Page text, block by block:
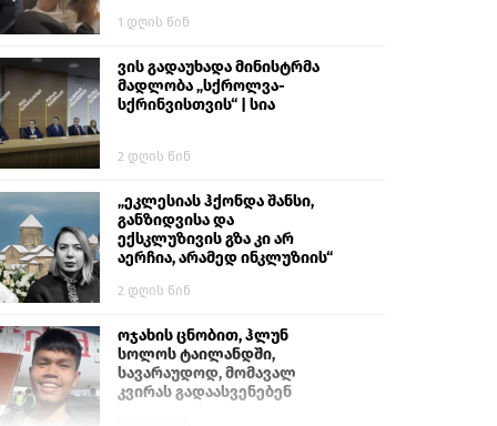
1 დღის წინ
ვის გადაუხადა მინისტრმა
მადლობა „სქროლვა-
სქრინვისთვის“ | სია
2 დღის წინ
„ეკლესიას ჰქონდა შანსი,
განზიდვისა და
ექსკლუზივის გზა კი არ
აერჩია, არამედ ინკლუზიის“
2 დღის წინ
ოჯახის ცნობით, ჰლუნ
სოლოს ტაილანდში,
სავარაუდოდ, მომავალ
კვირას გადაასვენებენ